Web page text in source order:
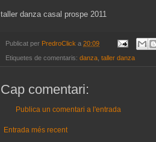
taller danza casal prospe 2011
Publicat per PredroClick a 20:09
Etiquetes de comentaris: danza taller danza
Cap comentari:
Publica un comentari a l'entrada
Entrada més recent